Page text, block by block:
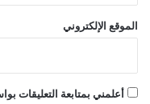
من اضطراب جديد
وتأثيرات
الإمداد والاستثمار.
الموقع الإلكتروني
أعلمني بمتابعة التعليقات